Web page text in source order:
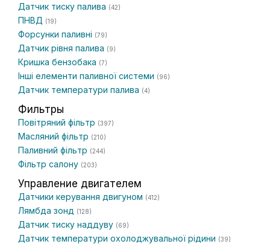
Датчик тиску палива (42)
ПНВД (19)
Форсунки паливні (79)
Датчик рівня палива (9)
Кришка бензобака (7)
Інші елементи паливної системи (96)
Датчик температури палива (4)
Фильтры
Повітряний фільтр (397)
Масляний фільтр (210)
Паливний фільтр (244)
Фільтр салону (203)
Управление двигателем
Датчики керування двигуном (412)
Лямбда зонд (128)
Датчик тиску наддуву (69)
Датчик температури охолоджувальної рідини (39)